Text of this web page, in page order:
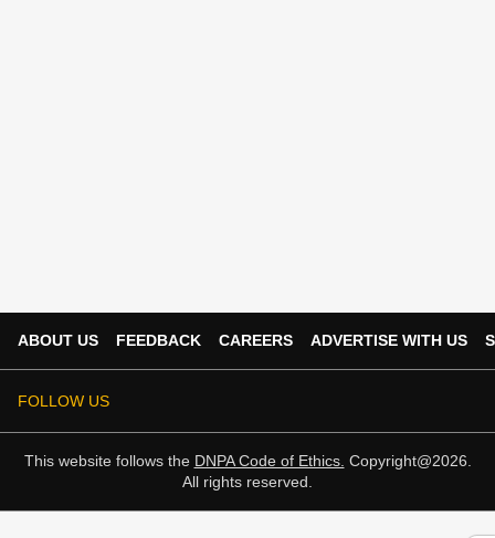
ABOUT US FEEDBACK CAREERS ADVERTISE WITH US
FOLLOW US
This website follows the DNPA Code of Ethics. Copyright@2026.
All rights reserved.